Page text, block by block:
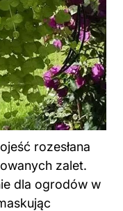
rozesłana
zalet.
dla ogrodów w